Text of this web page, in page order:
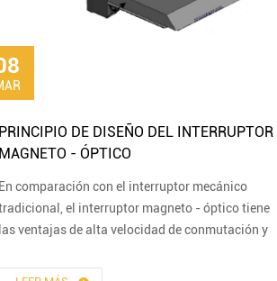
DE DISEÑO DEL INTERRUPTOR
- ÓPTICO
comparación con el interruptor mecánico
el interruptor magneto - óptico tiene
ventajas de alta velocidad de conmutación y
ópticos no mecánicos...